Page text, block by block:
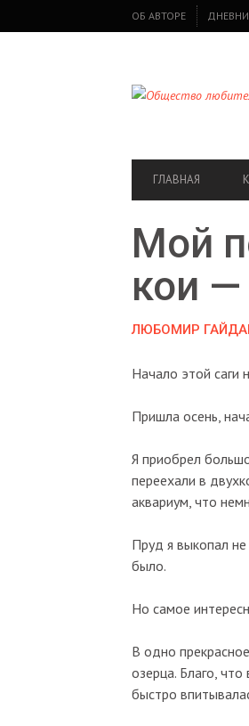
SECONDARY
ОБ АВТОРЕ
PRIMARY
ГЛАВНАЯ
Мой
кои
ЛЮБОМИР
Начало этой саги
Пришла осень,
Я приобрел
переехали в
аквариум, что
Пруд я выкопал не
было.
Но самое
В одно
озерца. Благо,
быстро